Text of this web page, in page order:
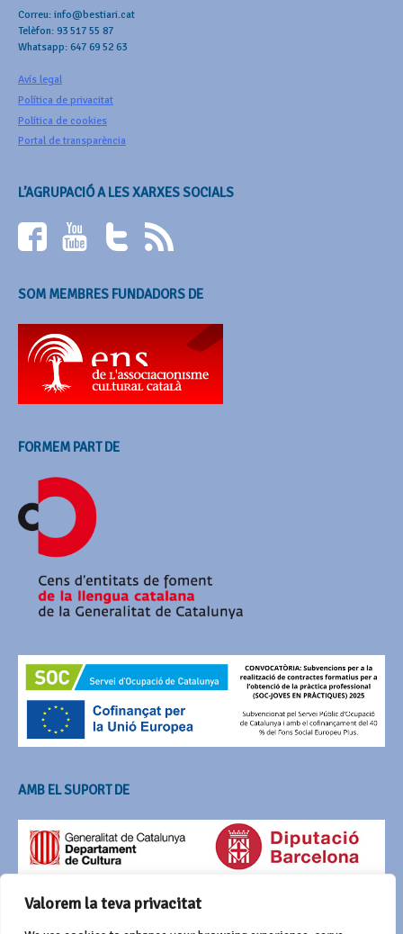
Valorem la teva privacitat
Correu: info@bestiari.cat
Telèfon: 93 517 55 87
Whatsapp: 647 69 52 63
Avís legal
Política de privacitat
Política de cookies
Portal de transparència
L’AGRUPACIÓ A LES XARXES SOCIALS
SOM MEMBRES FUNDADORS DE
FORMEM PART DE
AMB EL SUPORT DE